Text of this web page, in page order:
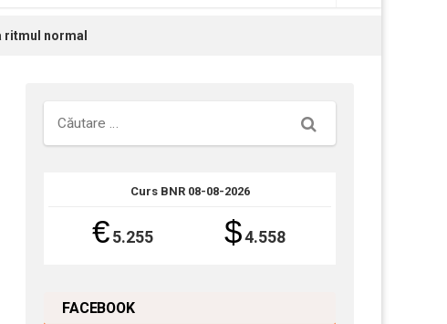
ritmul normal
Căutare
Curs BNR 08-08-2026
€ 5.255 $4.558
FACEBOOK